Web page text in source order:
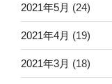
2021年5月 (24)
2021年4月 (19)
2021年3月 (18)